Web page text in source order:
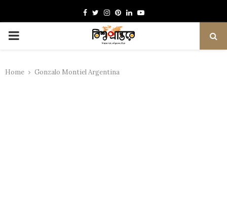
Facebook
TwitterInstagram
Pinterest
LinkedinYoutube
PRIMARY
Home Gonzalo Montiel Argentina